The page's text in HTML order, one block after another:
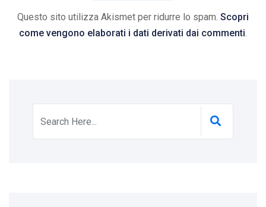
Questo sito utilizza Akismet per ridurre lo spam. Scopri
come vengono elaborati i dati derivati dai commenti.